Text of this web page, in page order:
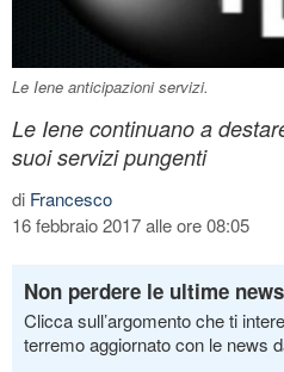
Le Iene anticipazioni servizi.
Le Iene continuano a
suoi servizi pungenti
di Francesco
16 febbraio 2017 alle ore 08:05
Non perdere le ultime news
Clicca sull’argomento che ti
terremo aggiornato con le news